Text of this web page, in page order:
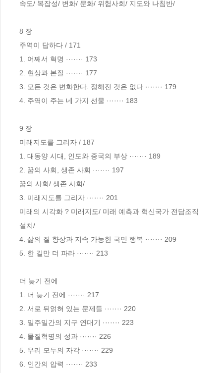
속도/ 복잡성/ 변화/ 문화/ 위험사회/ 지도와 나침반/
8 장
주역이 답하다 / 171
1. 어째서 혁명 ······· 173
2. 현상과 본질 ······· 177
3. 모든 것은 변화한다. 정해진 것은 없다 ······· 179
4. 주역이 주는 네 가지 선물 ······· 183
9 장
미래지도를 그리자 / 187
1. 대동양 시대, 인도와 중국의 부상 ······· 189
2. 꿈의 사회, 생존 사회 ······· 197
꿈의 사회/ 생존 사회/
3. 미래지도를 그리자 ······· 201
미래의 시각화 ? 미래지도/ 미래 예측과 혁신국가 전담조직
설치/
4. 삶의 질 향상과 지속 가능한 국민 행복 ······· 209
5. 한 길만 더 파라 ······· 213
더 늦기 전에
1. 더 늦기 전에 ······· 217
2. 서로 뒤얽혀 있는 문제들 ······· 220
3. 일주일간의 지구 연대기 ······· 223
4. 물질혁명의 성과 ······· 226
5. 우리 모두의 자각 ······· 229
6. 인간의 압력 ······· 233